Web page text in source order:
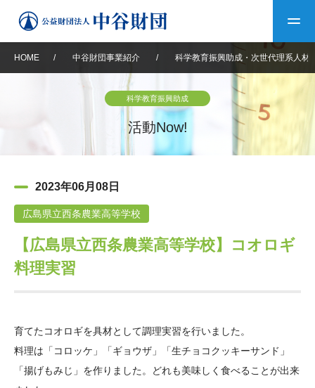
中谷財団について
設立趣意書
沿革 40年史デジタルブック
役員・評議員 公開情報
年報一覧 中谷財団レポート
中谷財団事業紹介
神戸賞 長期大型研究助成
大学院生奨学金
国際学生交流プログラ
ム
中谷財団動画紹介
その他情報
アクセス よくあるご質問
日本語 English
HOME / 中谷財団事業紹介 / 科学教育振興助成・次世代理系人材
科学教育振興助成
活動Now!
2023年06月08日
広島県立西条農業高等学校
【広島県立西条農業高等学校】コオロギ
料理実習
育てたコオロギを具材として調理実習を行いました。
料理は「コロッケ」「ギョウザ」「生チョコクッキーサンド」
「揚げもみじ」を作りました。どれも美味しく食べることが出来